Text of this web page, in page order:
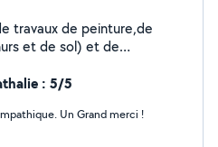
travaux de peinture,de
et de sol) et de
: 5/5
Un Grand merci !